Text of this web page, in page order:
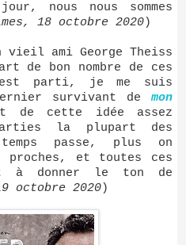
nous nous sommes
18 octobre 2020)
vieil ami George Theiss
de bon nombre de ces
est parti, je me suis
survivant demon
de cette idée assez
la plupart des
passe, plus on
et toutes ces
à donner le ton de
octobre 2020)